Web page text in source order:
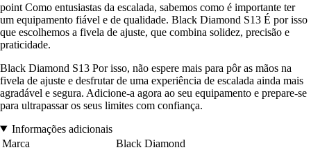
point Como entusiastas da escalada, sabemos como é importante ter
um equipamento fiável e de qualidade. Black Diamond S13 É por isso
que escolhemos a fivela de ajuste, que combina solidez, precisão e
praticidade.
Black Diamond S13 Por isso, não espere mais para pôr as mãos na
fivela de ajuste e desfrutar de uma experiência de escalada ainda mais
agradável e segura. Adicione-a agora ao seu equipamento e prepare-se
para ultrapassar os seus limites com confiança.
Informações adicionais
Marca
Black Diamond